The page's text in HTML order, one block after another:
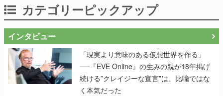
カテゴリーピックアップ
インタビュー
「現実より意味のある仮想世界を作る」
──『EVE Online』の生みの親が18年掲げ
続ける”クレイジーな宣言”は、比喩ではな
く本気だった